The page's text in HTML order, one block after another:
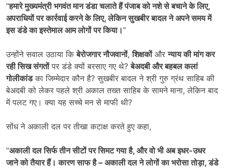
“हमारे मुख्यमंत्री भगवंत मान डंडा चलाते हैं पंजाब को नशे से बचाने के लिए,
अपराधियों पर कार्रवाई करने के लिए,लेकिन सुखबीर बादल ने अपने समय में
इस डंडे का इस्तेमाल आम लोगों पर किया।”
उन्होंने सवाल उठाया किबेरोजगार नौजवानों,शिक्षकोंऔरन्याय की मांग कर
रही सिख संगतोंपर डंडे क्यों बरसाए गए थे?बेअदबी और बहबल कलां
गोलीकांडका जिम्मेदार कौन है? सुखबीर बादल ने श्री गुरु ग्रंथ साहिब की
बेअदबी को लेकर पहले श्री अकाल तख्त साहिब के सामने माना, लेकिन बाद
में पलट गए। क्या यह सच्चे मन से माफी थी?
सोंध ने अकाली दल पर तीखा कटाक्ष करते हुए कहा,
“अकाली दल सिर्फ तीन सीटों पर सिमट गया है, और वो भी अब इधर-उधर
जाने को तैयार हैं। कारण साफ है– अकाली दल ने लोगों का भरोसा तोड़ा,डंडे